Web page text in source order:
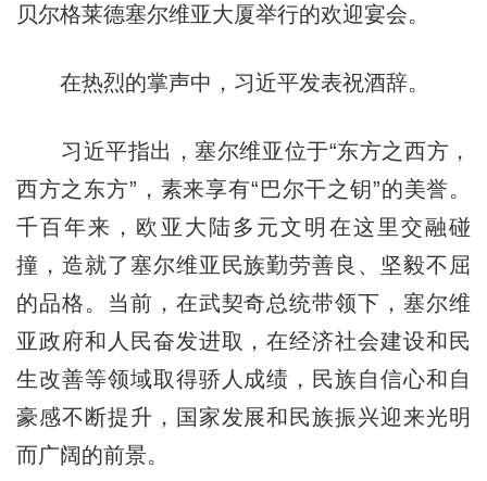
贝尔格莱德塞尔维亚大厦举行的欢迎宴会。
在热烈的掌声中，习近平发表祝酒辞。
习近平指出，塞尔维亚位于“东方之西方，
西方之东方”，素来享有“巴尔干之钥”的美誉。
千百年来，欧亚大陆多元文明在这里交融碰
撞，造就了塞尔维亚民族勤劳善良、坚毅不屈
的品格。当前，在武契奇总统带领下，塞尔维
亚政府和人民奋发进取，在经济社会建设和民
生改善等领域取得骄人成绩，民族自信心和自
豪感不断提升，国家发展和民族振兴迎来光明
而广阔的前景。